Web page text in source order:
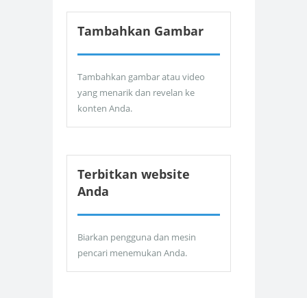
Tambahkan Gambar
Tambahkan gambar atau video
yang menarik dan revelan ke
konten Anda.
Terbitkan website
Anda
Biarkan pengguna dan mesin
pencari menemukan Anda.